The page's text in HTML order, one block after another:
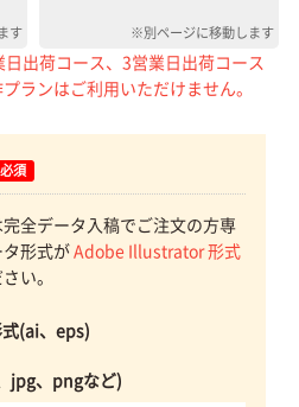
す
※別ページに移動します
出荷コース、3営業日出荷コース
ランはご利用いただけません。
必須
全データ入稿でご注文の方専
タ形式がAdobe Illustrator 形式
い。
(ai、eps)
jpg、pngなど)